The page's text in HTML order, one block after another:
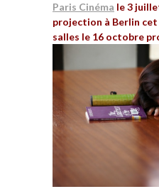
Paris Cinéma le 3
projection à Berlin
salles le 16 octobre